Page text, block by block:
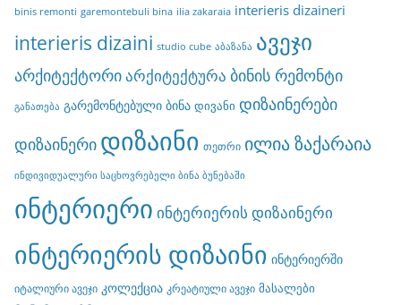
binis remonti garemontebuli bina ilia zakaraia interieris dizaineri
interieris dizaini studio cube აბაზანა ავეჯი
არქიტექტორიარქიტექტურა ბინის რემონტი
განათება გარემონტებული ბინა დივანი დიზაინერები
დიზაინერი დიზაინი თეთრი ილია ზაქარაია
ინდივიდუალური საცხოვრებელი ბინა ბუნებაში
ინტერიერი ინტერიერის დიზაინერი
ინტერიერის დიზაინი ინტერიერში
იტალიური ავეჯი კოლექცია კრეატიული ავეჯი მასალები